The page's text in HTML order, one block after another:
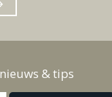
& tips